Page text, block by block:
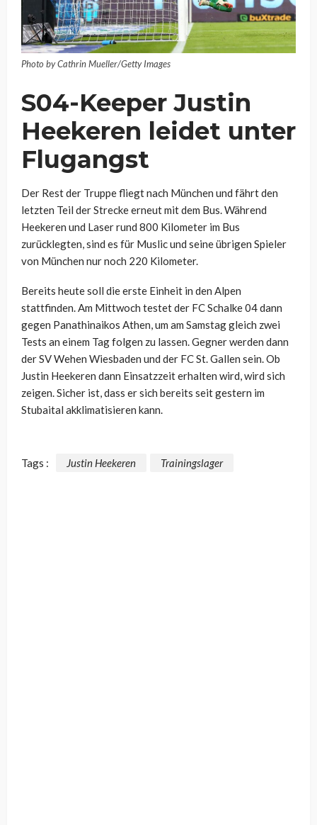
Photo by Cathrin Mueller/Getty Images
S04-Keeper Justin
Heekeren leidet unter
Flugangst
Der Rest der Truppe fliegt nach München und fährt den
letzten Teil der Strecke erneut mit dem Bus. Während
Heekeren und Laser rund 800 Kilometer im Bus
zurücklegten, sind es für Muslic und seine übrigen Spieler
von München nur noch 220 Kilometer.
Bereits heute soll die erste Einheit in den Alpen
stattfinden. Am Mittwoch testet der FC Schalke 04 dann
gegen Panathinaikos Athen, um am Samstag gleich zwei
Tests an einem Tag folgen zu lassen. Gegner werden dann
der SV Wehen Wiesbaden und der FC St. Gallen sein. Ob
Justin Heekeren dann Einsatzzeit erhalten wird, wird sich
zeigen. Sicher ist, dass er sich bereits seit gestern im
Stubaital akklimatisieren kann.
Tags : Justin Heekeren Trainingslager